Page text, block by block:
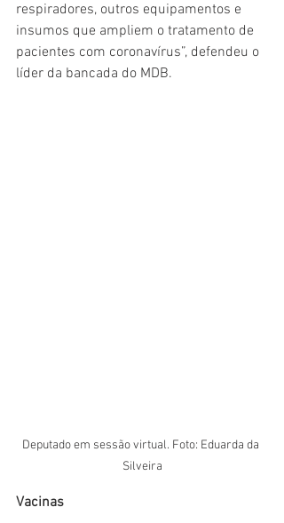
respiradores, outros equipamentos e
insumos que ampliem o tratamento de
pacientes com coronavírus”, defendeu o
líder da bancada do MDB.
Deputado em sessão virtual. Foto: Eduarda da
Silveira
Vacinas